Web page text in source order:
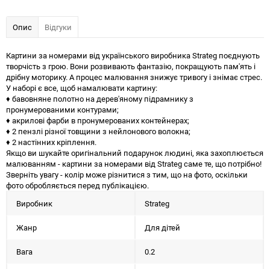
Опис Відгуки
Картини за номерами від українського виробника Strateg поєднують
творчість з грою. Вони розвивають фантазію, покращують пам'ять і
дрібну моторику. А процес малювання знижує тривогу і знімає стрес.
У наборі є все, щоб намалювати картину:
♦ бавовняне полотно на дерев'яному підрамнику з
пронумерованими контурами;
♦ акрилові фарби в пронумерованих контейнерах;
♦ 2 пензлі різної товщини з нейлонового волокна;
♦ 2 настінних кріплення.
Якщо ви шукайте оригінальний подарунок людині, яка захоплюється
малюванням - картини за номерами від Strateg саме те, що потрібно!
Зверніть увагу - колір може різнитися з тим, що на фото, оскільки
фото обробляється перед публікацією.
Виробник
Strateg
Жанр Для дітей
Вага 0.2